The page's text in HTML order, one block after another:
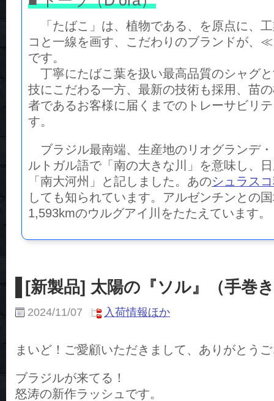
「たばこ」は、植物である、を原点に、
コと一線を画す、こだわりのブランドが、
です。
丁寧にたばこ葉を扱い最高品質のシャグ
技にこだわる一方、最新の技術も採用、苗
者であるお客様に届くまでのトレーサビリ
す。
ブラジル最南端、生産地のリオグランデ
ルトガル語で「南の大きな川」を意味し、
「南大河州」と記しました。あのシュラス
しても知られています。アルゼンチンとの
1,593kmのウルグアイ川をたたえています。
[新製品] 太陽の『ソル』（手巻
2024/11/07 入荷情報ほか
まいど！ご愛顧いただきまして、ありがとう
ブラジルが来てる！
怒涛の新作ラッシュです。